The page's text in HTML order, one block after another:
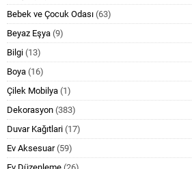
Bebek ve Çocuk Odası (63)
Beyaz Eşya (9)
Bilgi (13)
Boya (16)
Çilek Mobilya (1)
Dekorasyon (383)
Duvar Kağıtlari (17)
Ev Aksesuar(59)